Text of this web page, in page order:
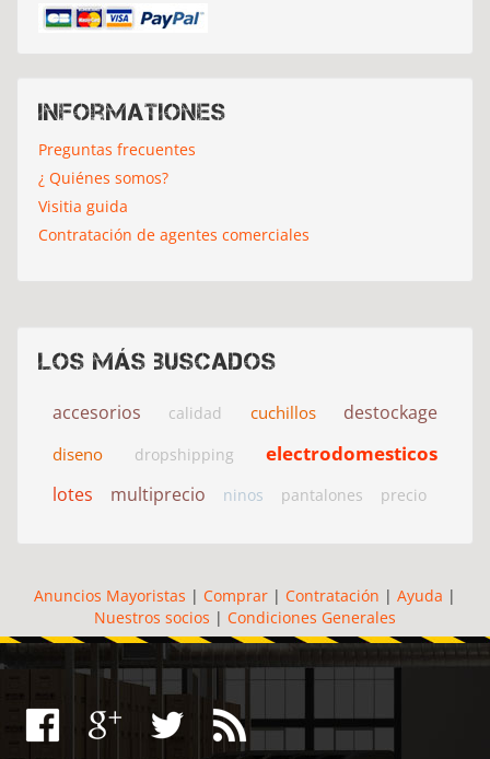
Informationes
Preguntas frecuentes
¿ Quiénes somos?
Visitia guida
Contratación de agentes comerciales
Los más buscados
accesorios calidad cuchillos destockage
diseno dropshipping electrodomesticos
lotes multiprecio ninos pantalones precio
Anuncios Mayoristas | Comprar | Contratación | Ayuda |
Nuestros socios | Condiciones Generales